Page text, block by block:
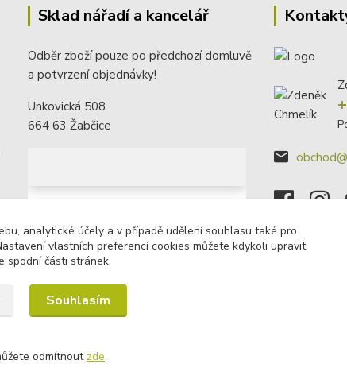
Sklad nářadí a kancelář
Odběr zboží pouze po předchozí domluvě
a potvrzení objednávky!
Unkovická 508
664 63 Žabčice
analytické účely a v případě udělení souhlasu také pro
vlastních preferencí cookies můžete kdykoli upravit
spodní části stránek.
Souhlasím
odmítnout zde.